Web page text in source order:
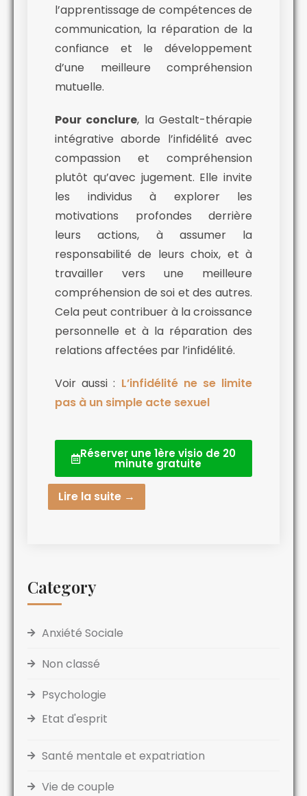
l’apprentissage de compétences de
communication, la réparation de la
confiance et le développement
d’une meilleure compréhension
mutuelle.
Pour conclure, la Gestalt-thérapie
intégrative aborde l’infidélité avec
compassion et compréhension
plutôt qu’avec jugement. Elle invite
les individus à explorer les
motivations profondes derrière
leurs actions, à assumer la
responsabilité de leurs choix, et à
travailler vers une meilleure
compréhension de soi et des autres.
Cela peut contribuer à la croissance
personnelle et à la réparation des
relations affectées par l’infidélité.
Voir aussi : L’infidélité ne se limite
pas à un simple acte sexuel
Réserver une 1ère visio de 20
minute gratuite
Lire la suite →
Category
Anxiété Sociale
Non classé
Psychologie
Etat d'esprit
Santé mentale et expatriation
Vie de couple